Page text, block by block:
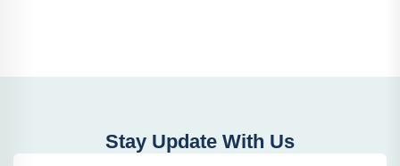
Stay Update With Us